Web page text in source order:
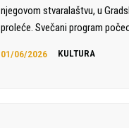
njegovom stvaralaštvu, u
proleće. Svečani program
01/06/2026 KULTURA